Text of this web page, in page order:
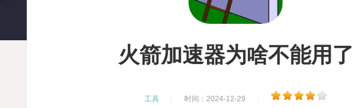
火箭加速器为啥不能用了
工具 时间：2024-12-29